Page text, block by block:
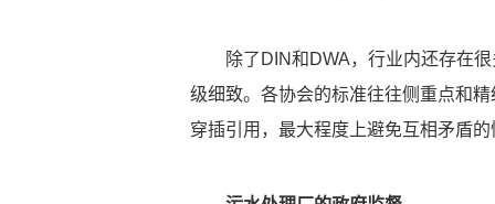
除了DIN和DWA，行业内还存在
级细致。各协会的标准往往侧重点和
穿插引用，最大程度上避免互相矛盾